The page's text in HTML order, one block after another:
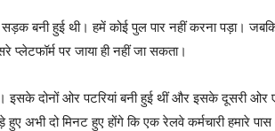
सड़क बनी हुई थी। हमें कोई पुल पार नहीं करना पड़ा।
प्लेटफॉर्म पर जाया ही नहीं जा सकता।
इसके दोनों ओर पटरियां बनी हुई थीं और इसके दूसरी
अभी दो मिनट हुए होंगे कि एक रेलवे कर्मचारी हमारे